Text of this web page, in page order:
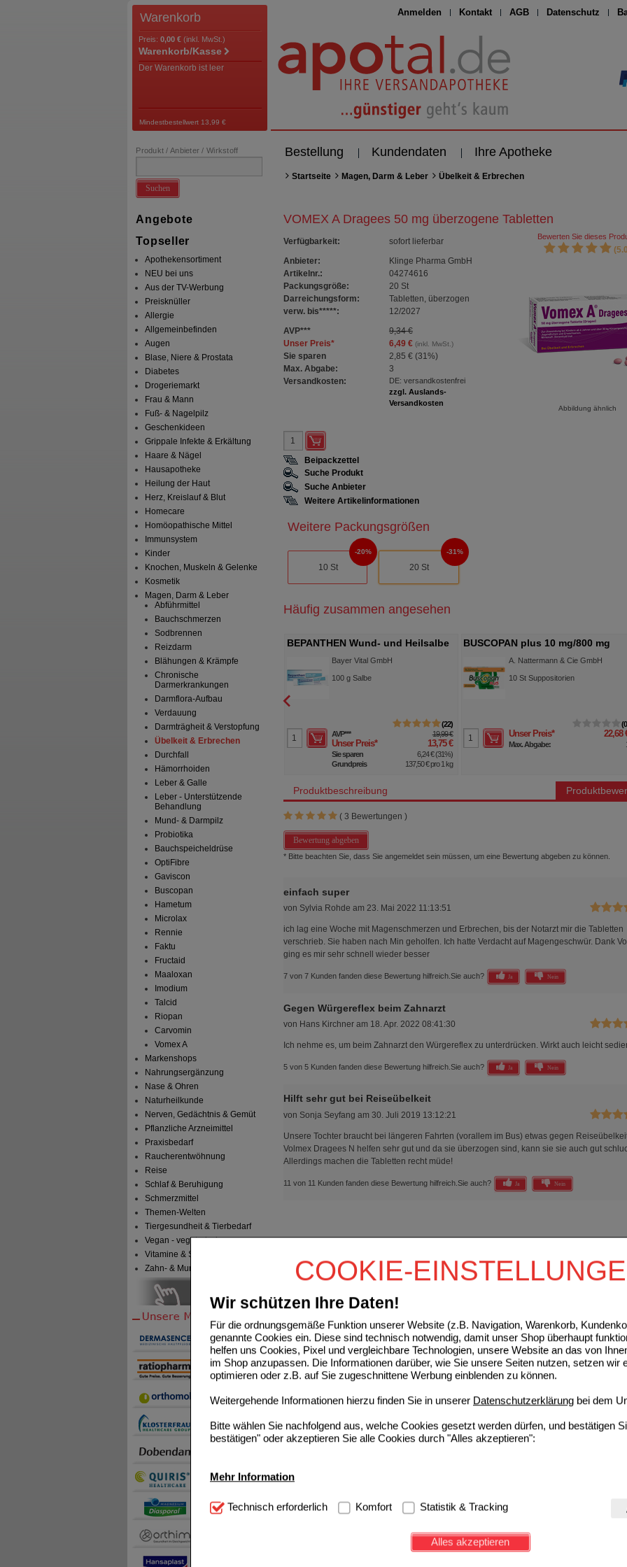
COOKIE-
Wir schützen Ihre Daten!
Für die ordnungsgemäße Funktion unserer Website (z.B. Navigation, Warenkorb,
genannte Cookies ein. Diese sind technisch notwendig, damit unser Shop überhaupt
helfen uns Cookies, Pixel und vergleichbare Technologien, unsere Website an das von
im Shop anzupassen. Die Informationen darüber, wie Sie unsere Seiten nutzen, setzen wir
optimieren oder z.B. auf Sie zugeschnittene Werbung einblenden zu können.
Weitergehende Informationen hierzu finden Sie in unserer Datenschutzerklärung bei dem
Bitte wählen Sie nachfolgend aus, welche Cookies gesetzt werden dürfen, und bestätigen
bestätigen" oder akzeptieren Sie alle Cookies durch "Alles akzeptieren":
Mehr Information
Technisch Notwendig: Hierbei handelt es sich um Cookies, die für die Grundfunktionen
notwendig sind (z.B. Navigation, Warenkorb, Kundenkonto), weshalb auf diese nicht
Diese Cookies werden genutzt um das Einkaufserlebnis noch ansprechender zu
beispielsweise für die Wiedererkennung des Besuchers oder unsere Seite an bevorzugte
Technisch erforderlich Komfort Statistik & Tracking
Alles akzeptieren
Anmelden Kontakt AGB Datenschutz
Warenkorb
Preis: 0,00 € (inkl. MwSt.)
Warenkorb/Kasse
Der Warenkorb ist leer
Mindestbestellwert 13,99 €
Bestellung Kundendaten Ihre Apotheke
Produkt / Anbieter / Wirkstoff
Suchen
Angebote
Topseller
Apothekensortiment
NEU bei uns
Aus der TV-Werbung
Preisknüller
Allergie
Allgemeinbefinden
Augen
Blase, Niere & Prostata
Diabetes
Drogeriemarkt
Frau & Mann
Fuß- & Nagelpilz
Geschenkideen
Grippale Infekte & Erkältung
Haare & Nägel
Hausapotheke
Heilung der Haut
Herz, Kreislauf & Blut
Homecare
Homöopathische Mittel
Immunsystem
Kinder
Knochen, Muskeln & Gelenke
Kosmetik
Magen, Darm & Leber
Abführmittel
Bauchschmerzen
Sodbrennen
Reizdarm
Blähungen & Krämpfe
Chronische
Darmerkrankungen
Darmflora-Aufbau
Verdauung
Darmträgheit & Verstopfung
Übelkeit & Erbrechen
Durchfall
Hämorrhoiden
Leber & Galle
Leber - Unterstützende
Behandlung
Mund- & Darmpilz
Probiotika
Bauchspeicheldrüse
OptiFibre
Gaviscon
Buscopan
Hametum
Microlax
Rennie
Faktu
Fructaid
Maaloxan
Imodium
Talcid
Riopan
Carvomin
Vomex A
Markenshops
Nahrungsergänzung
Nase & Ohren
Naturheilkunde
Nerven, Gedächtnis & Gemüt
Pflanzliche Arzneimittel
Praxisbedarf
Raucherentwöhnung
Reise
Schlaf & Beruhigung
Schmerzmittel
Themen-Welten
Tiergesundheit & Tierbedarf
Vegan - vegetarisch
Vitamine & Sport
Zahn- & Mundpflege
Startseite Magen, Darm & Leber Übelkeit & Erbrechen
VOMEX A Dragees 50 mg überzogene Tabletten
Verfügbarkeit:
sofort lieferbar
Anbieter:
Klinge Pharma GmbH
Artikelnr.:
04274616
Packungsgröße:
20 St
Darreichungsform:
Tabletten, überzogen
verw. bis*****:
12/2027
AVP***
9,34 €
Unser Preis* 6,49 €(inkl. MwSt.)
Sie sparen 2,85 € (31%)
Max. Abgabe:
3
Versandkosten:
DE: versandkostenfrei
zzgl. Auslands-
Versandkosten
Bewerten Sie dieses
Abbildung ähnlich
Beipackzettel
Suche Produkt
Suche Anbieter
Weitere Artikelinformationen
Weitere Packungsgrößen
10 St
20%
20 St
31%
Häufig zusammen angesehen
SUPERPEP Reise Kaugummi
Dragees 20 mgHERMES Arzneimittel GmbH
10St Kaugummi
12,95 €
Unser Preis*
Sie sparen
Max. Abgabe:
BEPANTHEN Wund- und Heilsalbe
Bayer Vital GmbH
100g Salbe
22
AVP*** 19,99 €
Unser Preis* 13,75 €
Sie sparen 6,24 €(31%)
Grundpreis
137,50 €pro 1 kg
BUSCOPAN plus 10 mg/800 mg
SuppositorienA. Nattermann & Cie GmbH
10 St Suppositorien
0
Unser Preis* 22,68
Max. Abgabe:
Produktbeschreibung
( 3 Bewertungen )
Bewertung abgeben
* Bitte beachten Sie, dass Sie angemeldet sein müssen, um eine Bewertung abgeben zu können.
einfach super
von Sylvia Rohde am 23. Mai 2022 11:13:51
ich lag eine Woche mit Magenschmerzen und Erbrechen, bis der Notarzt mir die Tabletten
verschrieb. Sie haben nach Min geholfen. Ich hatte Verdacht auf Magengeschwür. Dank
ging es mir sehr schnell wieder besser
7 von 7 Kunden fanden diese Bewertung hilfreich. Sie auch? Ja Nein
Gegen Würgereflex beim Zahnarzt
von Hans Kirchneram 18. Apr. 2022 08:41:30
Ich nehme es, um beim Zahnarzt den Würgereflex zu unterdrücken. Wirkt auch leicht
5 von 5 Kunden fanden diese Bewertung hilfreich. Sie auch? Ja Nein
Hilft sehr gut bei Reiseübelkeit
von Sonja Seyfang am 30. Juli 2019 13:12:21
Unsere Tochter braucht bei längeren Fahrten (vorallem im Bus) etwas gegen
Volmex Dragees N helfen sehr gut und da sie überzogen sind, kann sie sie auch gut
Allerdings machen die Tabletten recht müde!
11 von 11 Kunden fanden diese Bewertung hilfreich. Sie auch? Ja Nein
Einkaufsliste auswählen
Sie müssen sich anmelden um den ausgewählten Artikel in eine Einkaufsliste
Unser Apotheker empfiehlt:
LOPEDIUM Akut bei akutem Durchfall Hartkapseln
Hexal AG
10St Hartkapseln Unser Preis* 3,09 €
Sie sparen 2,94 € 49% )
Max. Abgabe:
01689854
Schmelztabletten
AVP ***
Unser Preis
Max. Abgabe: